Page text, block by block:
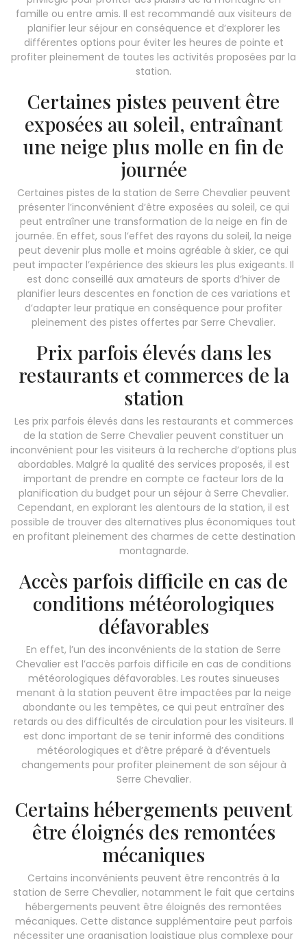
famille ou entre amis. Il est recommandé aux visiteurs de
planifier leur séjour en conséquence et d’explorer les
différentes options pour éviter les heures de pointe et
profiter pleinement de toutes les activités proposées par la
station.
Certaines pistes peuvent être
exposées au soleil, entraînant
une neige plus molle en fin de
journée
Certaines pistes de la station de Serre Chevalier peuvent
présenter l’inconvénient d’être exposées au soleil, ce qui
peut entraîner une transformation de la neige en fin de
journée. En effet, sous l’effet des rayons du soleil, la neige
peut devenir plus molle et moins agréable à skier, ce qui
peut impacter l’expérience des skieurs les plus exigeants. Il
est donc conseillé aux amateurs de sports d’hiver de
planifier leurs descentes en fonction de ces variations et
d’adapter leur pratique en conséquence pour profiter
pleinement des pistes offertes par Serre Chevalier.
Prix parfois élevés dans les
restaurants et commerces de la
station
Les prix parfois élevés dans les restaurants et commerces
de la station de Serre Chevalier peuvent constituer un
inconvénient pour les visiteurs à la recherche d’options plus
abordables. Malgré la qualité des services proposés, il est
important de prendre en compte ce facteur lors de la
planification du budget pour un séjour à Serre Chevalier.
Cependant, en explorant les alentours de la station, il est
possible de trouver des alternatives plus économiques tout
en profitant pleinement des charmes de cette destination
montagnarde.
Accès parfois difficile en cas de
conditions météorologiques
défavorables
En effet, l’un des inconvénients de la station de Serre
Chevalier est l’accès parfois difficile en cas de conditions
météorologiques défavorables. Les routes sinueuses
menant à la station peuvent être impactées par la neige
abondante ou les tempêtes, ce qui peut entraîner des
retards ou des difficultés de circulation pour les visiteurs. Il
est donc important de se tenir informé des conditions
météorologiques et d’être préparé à d’éventuels
changements pour profiter pleinement de son séjour à
Serre Chevalier.
Certains hébergements peuvent
être éloignés des remontées
mécaniques
Certains inconvénients peuvent être rencontrés à la
station de Serre Chevalier, notamment le fait que certains
hébergements peuvent être éloignés des remontées
mécaniques. Cette distance supplémentaire peut parfois
nécessiter une organisation logistique plus complexe pour